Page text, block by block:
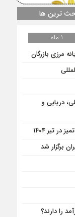
ترین ها
1 ماه
مرزی بازرگان
دریایی و
تیر ۱۴۰۴
برگزار شد
را دارند؟